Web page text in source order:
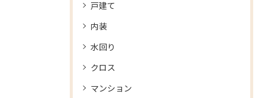
戸建て
内装
水回り
クロス
マンション